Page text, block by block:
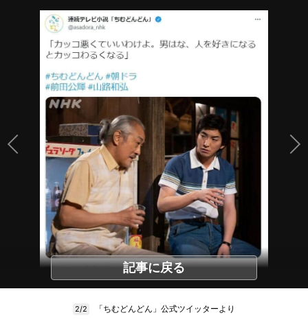
記事に戻る
2/2 「ちむどんどん」公式ツイッターより